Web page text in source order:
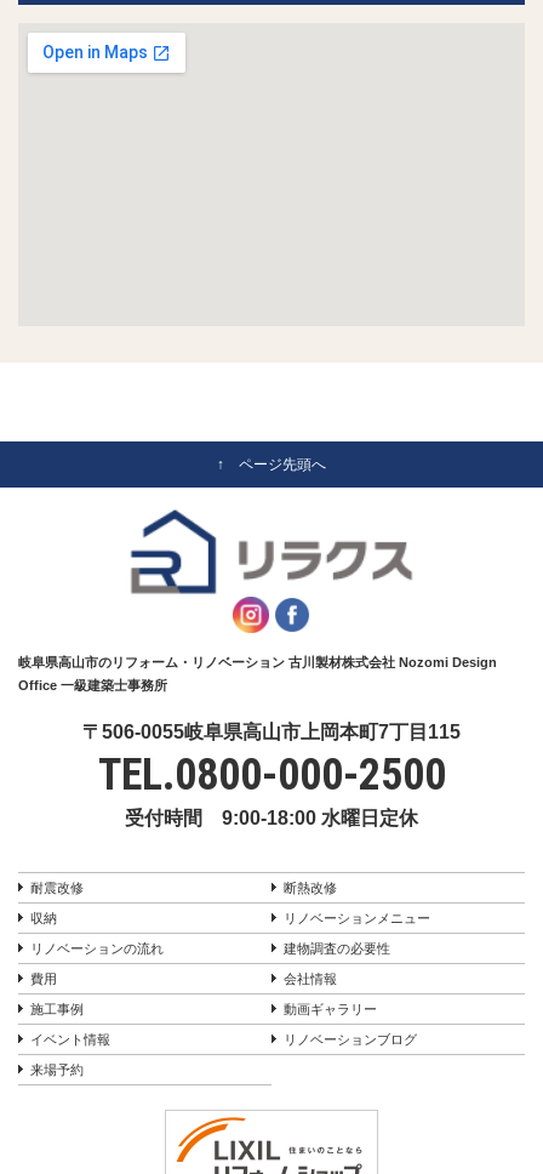
↑ ページ先頭へ
岐阜県高山市のリフォーム・リノベーション 古川製材株式会社 Nozomi Design
Office 一級建築士事務所
〒506-0055岐阜県高山市上岡本町7丁目115
TEL.0800-000-2500
受付時間 9:00-18:00 水曜日定休
耐震改修 断熱改修
収納 リノベーションメニュー
リノベーションの流れ 建物調査の必要性
費用 会社情報
施工事例 動画ギャラリー
イベント情報 リノベーションブログ
来場予約